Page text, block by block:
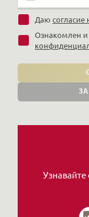
Даю
Ознакомлен и